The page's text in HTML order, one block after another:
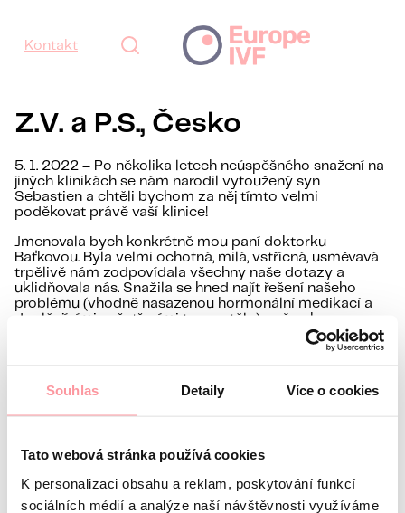
Souhlas Detaily Více o cookies
Tato webová stránka používá cookies
K personalizaci obsahu a reklam, poskytování funkcí
sociálních médií a analýze naší návštěvnosti využíváme
Kontakt
Z.V. a P.S., Česko
5. 1. 2022 – Po několika letech neúspěšného snažení na
jiných klinikách se nám narodil vytoužený syn
Sebastien a chtěli bychom za něj tímto velmi
poděkovat právě vaší klinice!
Jmenovala bych konkrétně mou paní doktorku
Baťkovou. Byla velmi ochotná, milá, vstřícná, usměvavá
trpělivě nám zodpovídala všechny naše dotazy a
uklidňovala nás. Snažila se hned najít řešení našeho
problému (vhodně nasazenou hormonální medikací a
doplňujícími vyšetřeními tzv. na tělo), což nakonec
vedlo k úspěšnému a prosperujícímu těhotenství (které
ostatním sestrám, koordinátorkám a pracovníkům
že tentokrát už to vyjde.
Pokud to můj věk ještě dovolí, vrátíme se sem ještě pro
Sebíkova sourozence (ideálně setřičku 🙂 ). Ještě jednou